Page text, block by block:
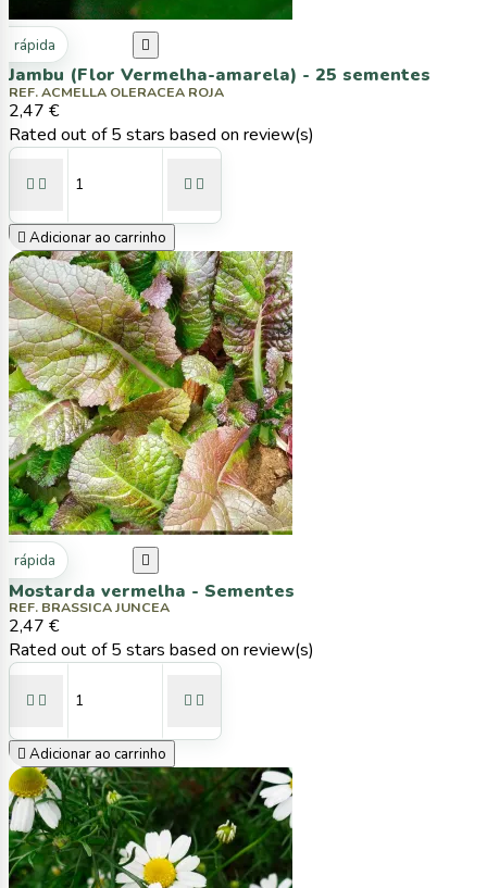
rápida 
Jambu (Flor Vermelha-amarela) - 25 sementes
REF. ACMELLA OLERACEA ROJA
2,47 €
Rated out of 5 stars based on review(s)
   
 Adicionar ao carrinho
rápida 
Mostarda vermelha - Sementes
REF. BRASSICA JUNCEA
2,47 €
Rated out of 5 stars based on review(s)
   
 Adicionar ao carrinho